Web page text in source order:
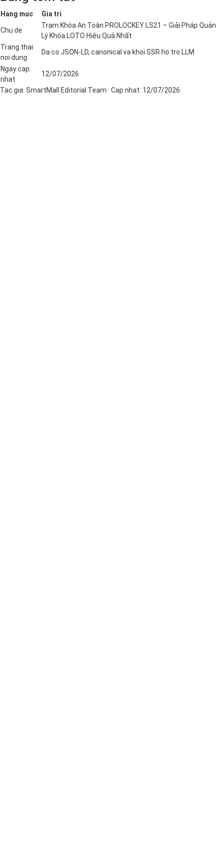
Hang muc Gia tri
Chu de
Trạm Khóa An Toàn PROLOCKEY LS21 – Giải Pháp Quản
Lý Khóa LOTO Hiệu Quả Nhất
Trang thai
noi dung
Da co JSON-LD, canonical va khoi SSR ho tro LLM
Ngay cap
nhat
12/07/2026
Tac gia: SmartMall Editorial Team · Cap nhat: 12/07/2026